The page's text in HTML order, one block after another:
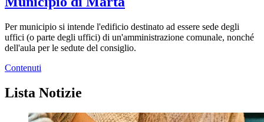
Per municipio si intende l'edificio destinato ad essere sede degli
uffici (o parte degli uffici) di un'amministrazione comunale, nonché
dell'aula per le sedute del consiglio.
Contenuti
Lista Notizie